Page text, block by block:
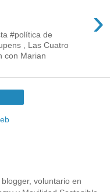
›
#política de
, Las Cuatro
con Marian
voluntario en